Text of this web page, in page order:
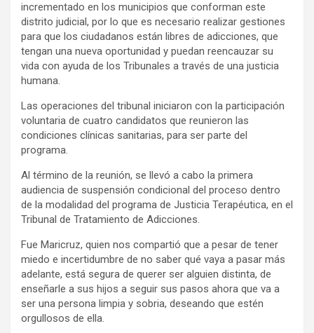
incrementado en los municipios que conforman este
distrito judicial, por lo que es necesario realizar gestiones
para que los ciudadanos están libres de adicciones, que
tengan una nueva oportunidad y puedan reencauzar su
vida con ayuda de los Tribunales a través de una justicia
humana.
Las operaciones del tribunal iniciaron con la participación
voluntaria de cuatro candidatos que reunieron las
condiciones clínicas sanitarias, para ser parte del
programa.
Al término de la reunión, se llevó a cabo la primera
audiencia de suspensión condicional del proceso dentro
de la modalidad del programa de Justicia Terapéutica, en el
Tribunal de Tratamiento de Adicciones.
Fue Maricruz, quien nos compartió que a pesar de tener
miedo e incertidumbre de no saber qué vaya a pasar más
adelante, está segura de querer ser alguien distinta, de
enseñarle a sus hijos a seguir sus pasos ahora que va a
ser una persona limpia y sobria, deseando que estén
orgullosos de ella.